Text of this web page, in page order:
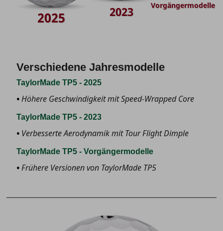
2025 2023 Vorgängermodelle
Verschiedene Jahresmodelle
TaylorMade TP5 - 2025
Höhere Geschwindigkeit mit Speed-Wrapped Core
TaylorMade TP5 - 2023
Verbesserte Aerodynamik mit Tour Flight Dimple
TaylorMade TP5 - Vorgängermodelle
Frühere Versionen von TaylorMade TP5